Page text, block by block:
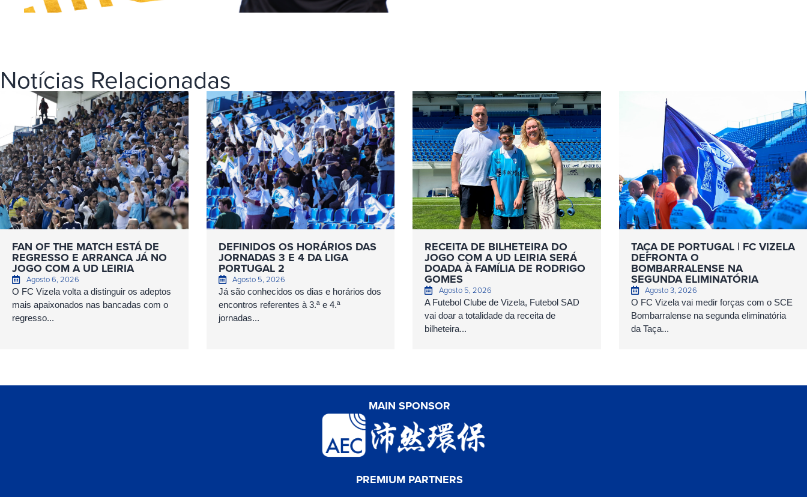
Notícias Relacionadas
FAN OF THE MATCH ESTÁ DE
REGRESSO E ARRANCA JÁ NO
JOGO COM A UD LEIRIA
Agosto 6, 2026
O FC Vizela volta a distinguir os adeptos
mais apaixonados nas bancadas com o
regresso...
DEFINIDOS OS HORÁRIOS DAS
JORNADAS 3 E 4 DA LIGA
PORTUGAL 2
Agosto 5, 2026
Já são conhecidos os dias e horários dos
encontros referentes à 3.ª e 4.ª
jornadas...
RECEITA DE BILHETEIRA DO
JOGO COM A UD LEIRIA SERÁ
DOADA À FAMÍLIA DE RODRIGO
GOMES
Agosto 5, 2026
A Futebol Clube de Vizela, Futebol SAD
vai doar a totalidade da receita de
bilheteira...
TAÇA DE PORTUGAL | FC VIZELA
DEFRONTA O
BOMBARRALENSE NA
SEGUNDA ELIMINATÓRIA
Agosto 3, 2026
O FC Vizela vai medir forças com o SCE
Bombarralense na segunda eliminatória
da Taça...
MAIN SPONSOR
PREMIUM PARTNERS